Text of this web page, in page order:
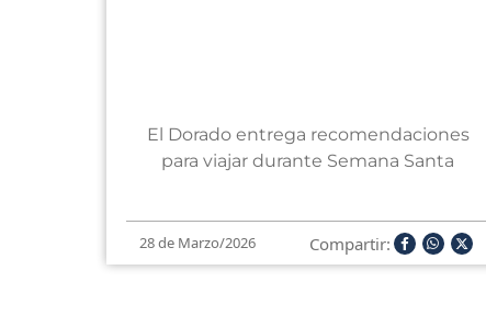
El Dorado entrega recomendaciones
para viajar durante Semana Santa
28 de Marzo/2026 Compartir: